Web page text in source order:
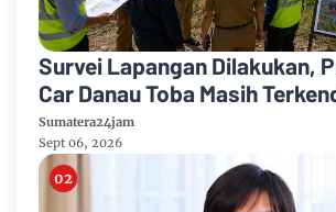
Survei Lapangan Dilakukan,
Car Danau Toba Masih
Pembebasan BPHTB di
Sumatera24jam
Sept 06, 2026